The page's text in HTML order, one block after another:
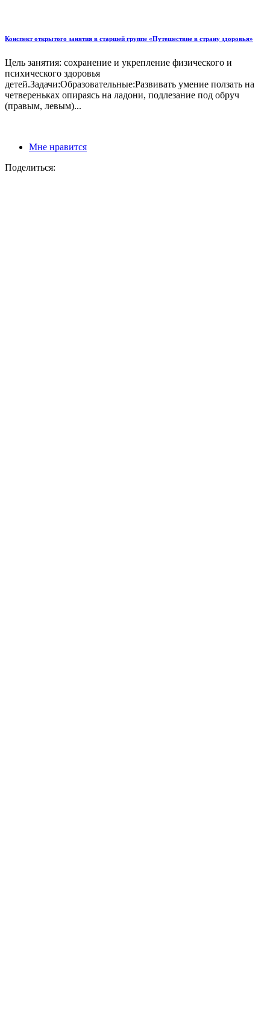
Конспект открытого занятия в старшей группе «Путешествие в страну здоровья»
Цель занятия: сохранение и укрепление физического и
психического здоровья
детей.Задачи:Образовательные:Развивать умение ползать на
четвереньках опираясь на ладони, подлезание под обруч
(правым, левым)...
Мне нравится
Поделиться: